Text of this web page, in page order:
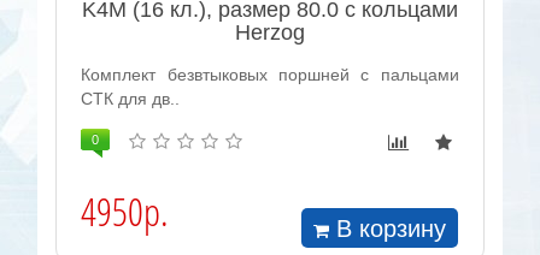
K4M (16 кл.), размер 80.0 с кольцами
Herzog
Комплект безвтыковых поршней с пальцами
СТК для дв..
0
4950р. В корзину